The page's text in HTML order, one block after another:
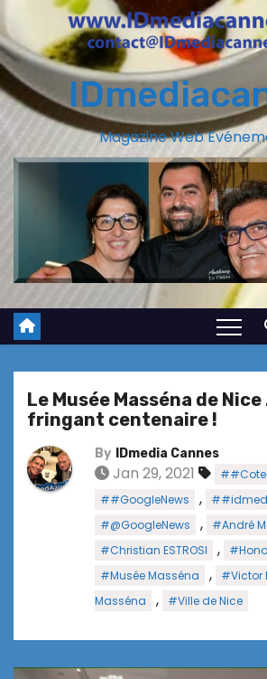
Magazine Web
Le Musée Masséna de
fringant centenaire !
By IDmedia Cannes
Jan 29, 2021
##GoogleNews ,
#@GoogleNews , #André
#Christian ESTROSI ,
#Musée Masséna , #Victor
Masséna
, #Ville de Nice